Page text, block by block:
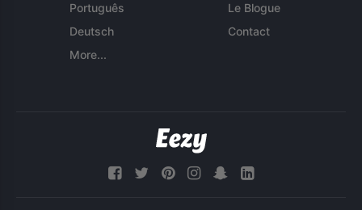
Português
Deutsch
More...
Le Blogue
Contact